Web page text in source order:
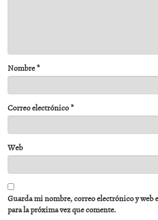
Nombre*
Correo electrónico*
Web
Guarda mi nombre, correo electrónico y web
para la próxima vez que comente.